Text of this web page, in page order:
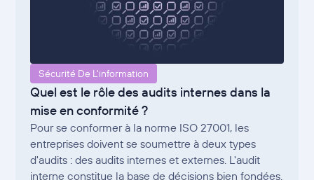
Sécurité De L'information
Quel est le rôle des audits internes dans la
mise en conformité ?
Pour se conformer à la norme ISO 27001, les
entreprises doivent se soumettre à deux types
d'audits : des audits internes et externes. L'audit
interne constitue la base de décisions bien fondées.